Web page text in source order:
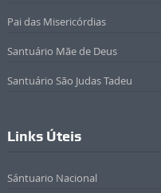
Pai das Misericórdias
Santuário Mãe de Deus
Santuário São Judas Tadeu
Links Úteis
Sántuario Nacional